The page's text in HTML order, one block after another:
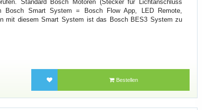
Standard Bosch Motoren (Stecker für Lichtanschluss
Bosch Smart System = Bosch Flow App, LED Remote,
mit diesem Smart System ist das Bosch BES3 System zu
Bestellen